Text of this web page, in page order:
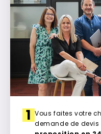
1 Vous faites votre
demande de devis